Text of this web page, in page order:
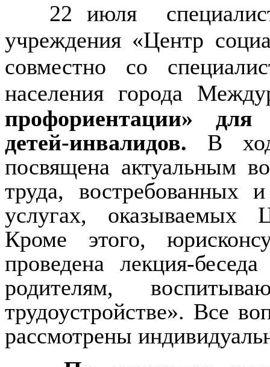
22 июля
учреждения «Центр
совместно со
населения города
профориентации» для
детей-инвалидов. В
посвящена актуальным
труда, востребованных
услугах, оказываемых
Кроме этого,
проведена лекция-
родителям,
трудоустройстве». Все
рассмотрены